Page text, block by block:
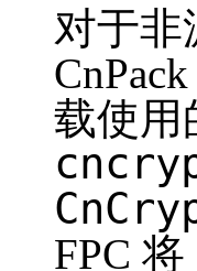
对于非
载使用
FPC